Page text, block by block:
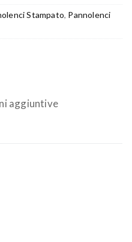
Stampato, Pannolenci
aggiuntive